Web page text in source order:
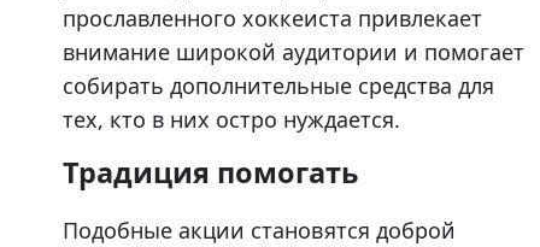
прославленного хоккеиста привлекает
внимание широкой аудитории и помогает
собирать дополнительные средства для
тех, кто в них остро нуждается.
Традиция помогать
Подобные акции становятся доброй